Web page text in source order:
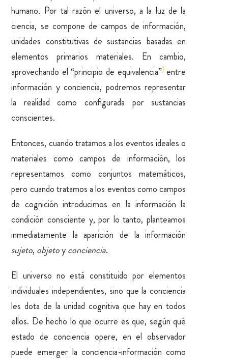
humano. Por tal razón el universo, a la luz de la
ciencia, se compone de campos de información,
unidades constitutivas de sustancias basadas en
elementos primarios materiales. En cambio,
aprovechando el “principio de equivalencia”1entre
información y conciencia, podremos representar
la realidad como configurada por sustancias
conscientes.
Entonces, cuando tratamos a los eventos ideales o
materiales como campos de información, los
representamos como conjuntos matemáticos,
pero cuando tratamos a los eventos como campos
de cognición introducimos en la información la
condición consciente y, por lo tanto, planteamos
inmediatamente la aparición de la información
sujeto, objetoyconciencia.
El universo no está constituido por elementos
individuales independientes, sino que la conciencia
les dota de la unidad cognitiva que hay en todos
ellos. De hecho lo que ocurre es que, según qué
estado de conciencia opere, en el observador
puede emerger la conciencia-información como